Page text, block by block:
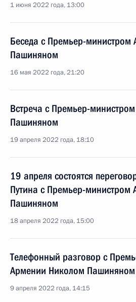
1 июня 2022 года, 13:00
Беседа с Премьер-
Пашиняном
16 мая 2022 года, 21:20
Встреча с Премьер-
Пашиняном
19 апреля 2022 года, 18:10
19 апреля состоятся
Путина с Премьер-
Пашиняном
18 апреля 2022 года, 15:00
Телефонный разговор с
Армении Николом Пашиняном
9 апреля 2022 года, 14:15